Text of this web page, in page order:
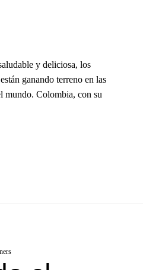
y deliciosa, los
ganando terreno en las
mundo. Colombia, con su